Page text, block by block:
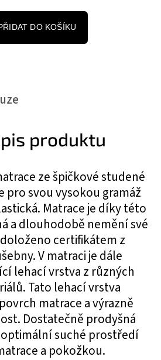
DO KOŠÍKU
produktu
ze špičkové studené
pro svou vysokou gramáž
Matrace je díky této
a dlouhodobě nemění své
certifikátem z
V matraci je dále
lehací vrstva z různých
Tato lehací vrstva
matrace a výrazně
Dostatečně prodyšná
suché prostředí
a pokožkou.